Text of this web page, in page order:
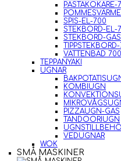
PASTAKOKARE-
SPIS-EL-700
STEKBORD-EL-
STEKBORD-
VATTENBAD 700
TEPPANYAKI
UGNAR
KOMBIUGN
PIZZAUGN-GAS
TANDOORIUGN
VEDUGNAR
WOK
SMÅ MASKINER